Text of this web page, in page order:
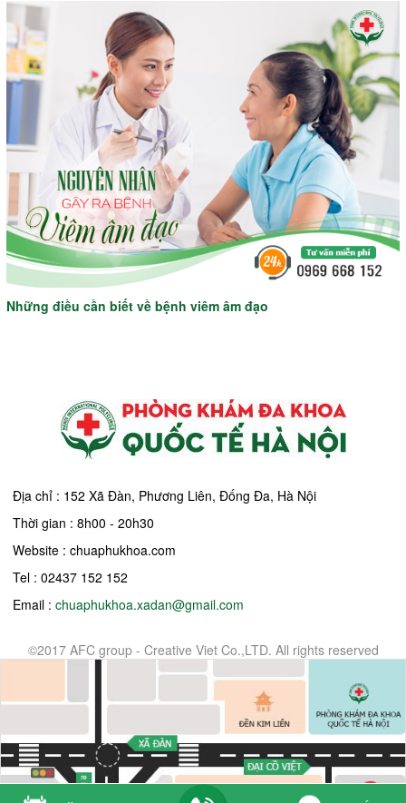
Những điều cần biết về bệnh viêm âm đạo
Địa chỉ : 152 Xã Đàn, Phương Liên, Đống Đa, Hà Nội
Thời gian : 8h00 - 20h30
Website : chuaphukhoa.com
Tel : 02437 152 152
Email : chuaphukhoa.xadan@gmail.com
©2017 AFC group - Creative Viet Co.,LTD. All rights reserved